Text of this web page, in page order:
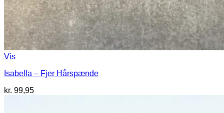
Vis
Isabella – Fjer Hårspænde
kr. 99,95